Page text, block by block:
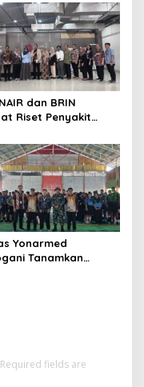
Bencana
dan BRIN
Riset Penyakit
Nasional
Yonarmed
Tanamkan
Required fields are